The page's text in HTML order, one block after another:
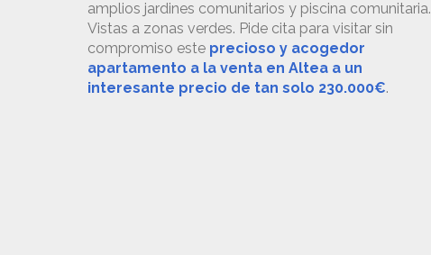
amplios jardines comunitarios y piscina comunitaria.
Vistas a zonas verdes. Pide cita para visitar sin
compromiso este precioso y acogedor
apartamento a la venta en Altea a un
interesante precio de tan solo 230.000€.